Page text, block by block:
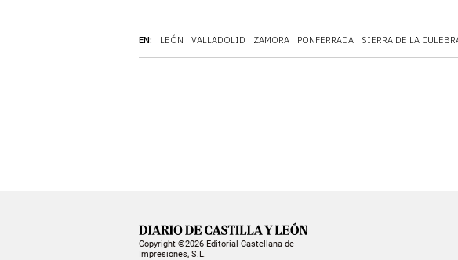
EN: LEÓN VALLADOLID ZAMORA PONFERRADA SIERRA DE LA
Copyright ©2026 Editorial Castellana de
Impresiones, S.L.